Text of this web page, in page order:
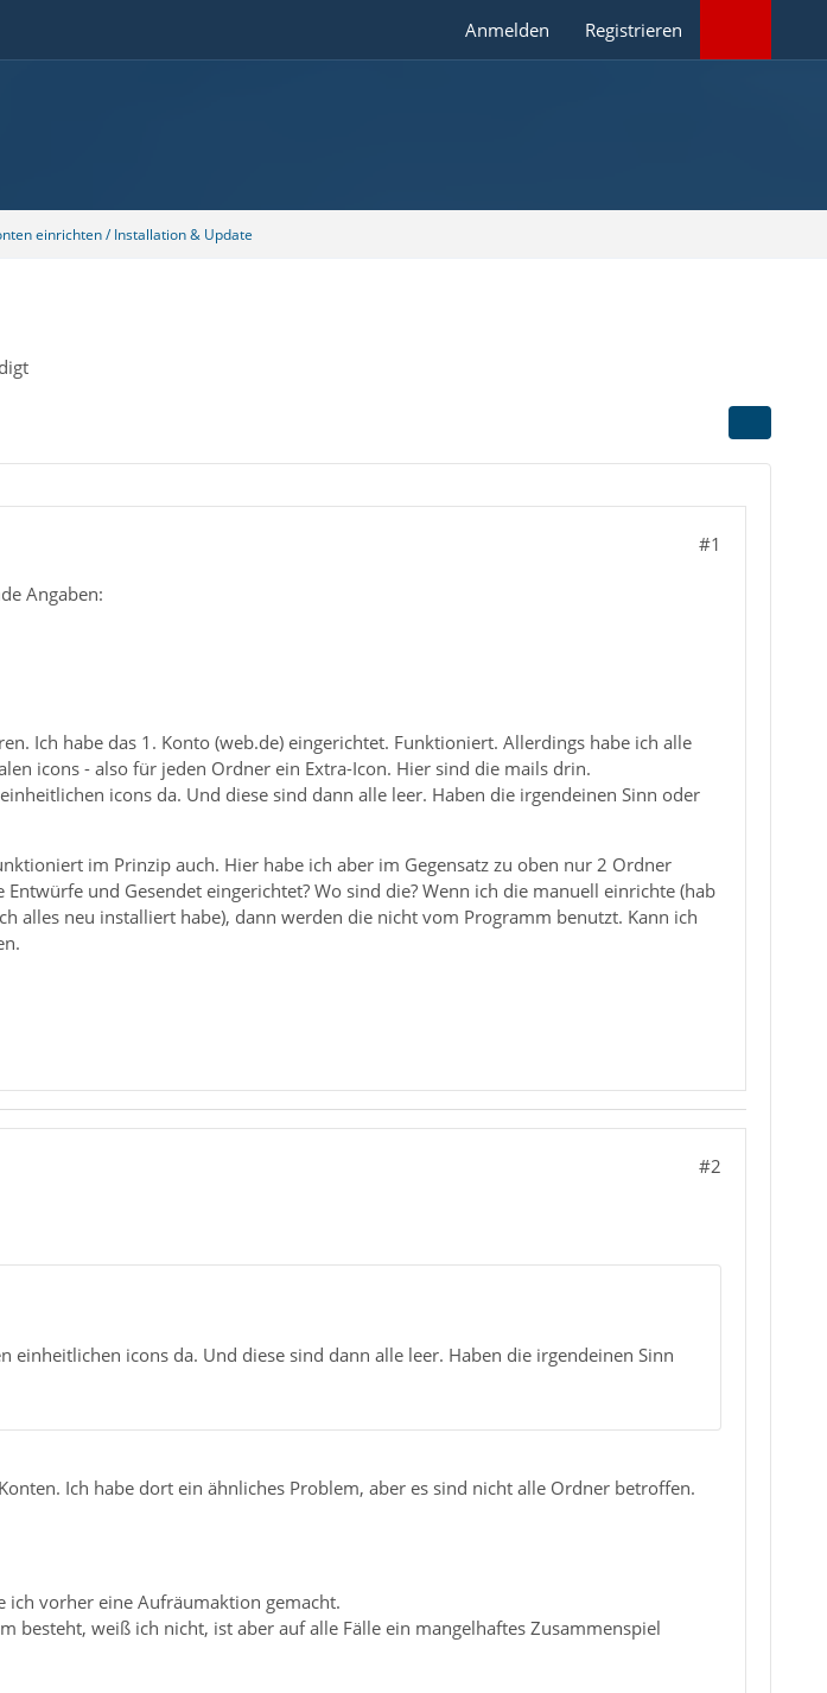
Anmelden Registrieren
einrichten / Installation & Update
#1
Angaben:
Ich habe das 1. Konto (web.de) eingerichtet. Funktioniert. Allerdings habe ich alle
icons - also für jeden Ordner ein Extra-Icon. Hier sind die mails drin.
icons da. Und diese sind dann alle leer. Haben die irgendeinen Sinn oder
im Prinzip auch. Hier habe ich aber im Gegensatz zu oben nur 2 Ordner
und Gesendet eingerichtet? Wo sind die? Wenn ich die manuell einrichte (hab
alles neu installiert habe), dann werden die nicht vom Programm benutzt. Kann ich
#2
icons da. Und diese sind dann alle leer. Haben die irgendeinen Sinn
Ich habe dort ein ähnliches Problem, aber es sind nicht alle Ordner betroffen.
ich vorher eine Aufräumaktion gemacht.
besteht, weiß ich nicht, ist aber auf alle Fälle ein mangelhaftes Zusammenspiel